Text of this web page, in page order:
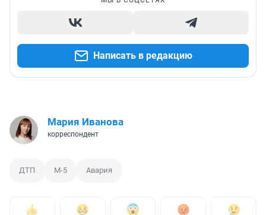
Написать в редакцию
Мария Иванова
корреспондент
ДТП M-5 Авария